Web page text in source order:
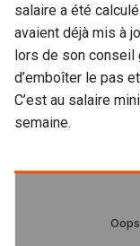
salaire a été
avaient déjà mis à
lors de son conseil
d’emboîter le pas
C’est au salaire
semaine.